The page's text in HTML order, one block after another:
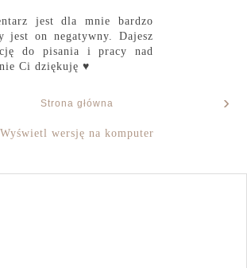
jest dla mnie bardzo
jest on negatywny. Dajesz
do pisania i pracy nad
Ci dziękuję ♥
›
Strona główna
Wyświetl wersję na komputer